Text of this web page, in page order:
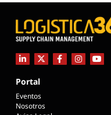
Portal
Eventos
Nosotros